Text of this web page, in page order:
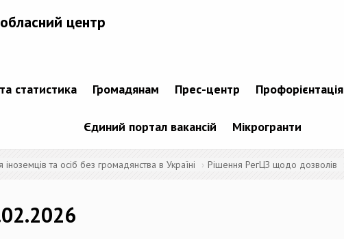
центр
статистика Громадянам Прес-центр Профорієнтація
Єдиний портал вакансій Мікрогранти
та осіб без громадянства в Україні Рішення РегЦЗ щодо дозволів